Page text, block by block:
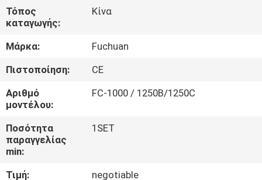
ΒΊΝΤΕΟ
ΕΜΦΆΝΙΣΗ
VR
ΣΧΕΤΙΚΆ
ΜΕ
ΕΜΆΣ
Τόπος
καταγωγής:
Κίνα
Μάρκα:
Fuchuan
Πιστοποίηση:
CE
Αριθμό
μοντέλου:
FC-1000 / 1250B/1250C
Ποσότητα
παραγγελίας
min:
1SET
Τιμή:
negotiable